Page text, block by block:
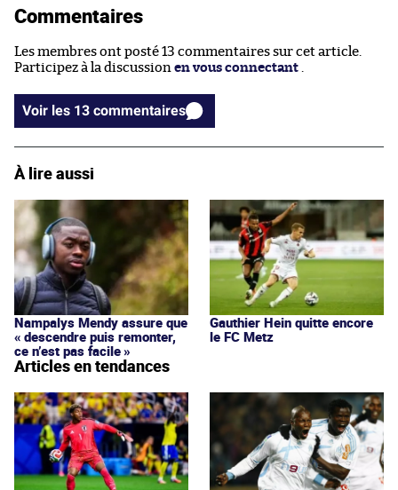
Commentaires
Les membres ont posté 13 commentaires sur cet article.
Participez à la discussion en vous connectant
Voir les 13 commentaires
À lire aussi
Nampalys Mendy assure que
« descendre puis remonter,
ce n’est pas facile »
Gauthier Hein quitte encore
le FC Metz
Articles en tendances